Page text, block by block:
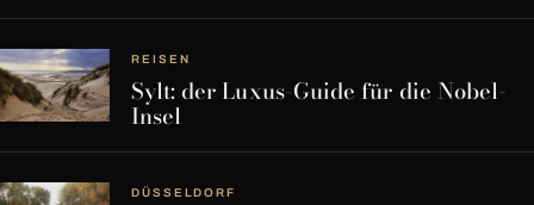
REISEN
Sylt: der Luxus-Guide für die Nobel-
Insel
DÜSSELDORF